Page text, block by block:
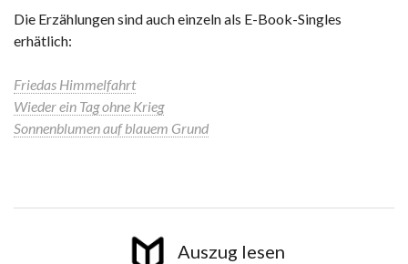
Die Erzählungen sind auch einzeln als E-Book-Singles
erhätlich:
Friedas Himmelfahrt
Wieder ein Tag ohne Krieg
Sonnenblumen auf blauem Grund
Auszug lesen